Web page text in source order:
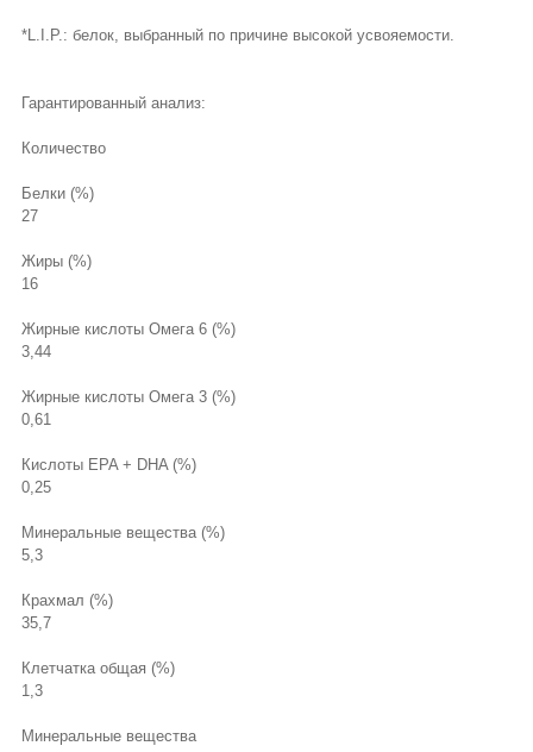
*L.I.P.: белок, выбранный по причине высокой усвояемости.
Гарантированный анализ:
Количество
Белки (%)
27
Жиры (%)
16
Жирные кислоты Омега 6 (%)
3,44
Жирные кислоты Омега 3 (%)
0,61
Кислоты EPA + DHA (%)
0,25
Минеральные вещества (%)
5,3
Крахмал (%)
35,7
Клетчатка общая (%)
1,3
Минеральные вещества